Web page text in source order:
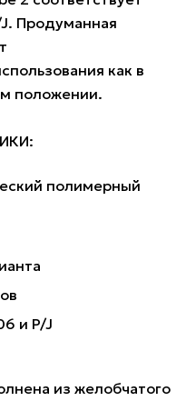
Продуманная
как в
положении.
полимерный
и P/J
из желобчатого